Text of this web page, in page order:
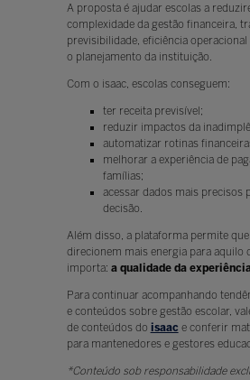
A proposta é ajudar escolas a
complexidade da gestão financeira,
previsibilidade, eficiência operacional
o planejamento da instituição.
Com o isaac, escolas conseguem:
ter receita previsível;
reduzir impactos da
automatizar rotinas
melhorar a experiência de
famílias;
acessar dados mais precisos
decisão.
Além disso, a plataforma permite
direcionem mais energia para aquilo
importa: a qualidade da
Para continuar acompanhando
e conteúdos sobre gestão escolar,
de conteúdos do isaac e conferir
para mantenedores e gestores
*Conteúdo sob responsabilidade